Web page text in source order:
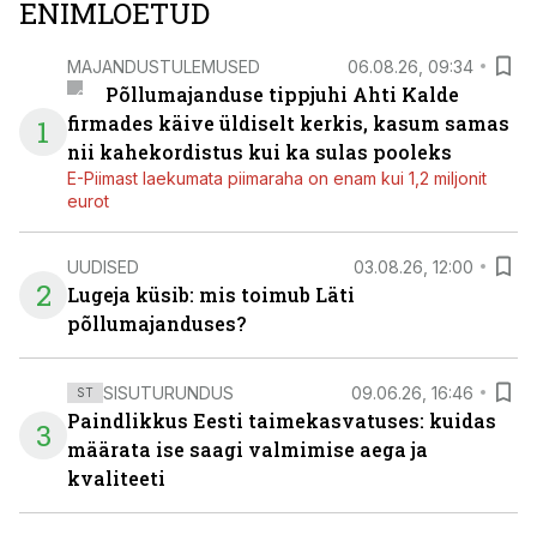
ENIMLOETUD
1
MAJANDUSTULEMUSED 06.08.26, 09:34
Põllumajanduse tippjuhi Ahti Kalde
firmades käive üldiselt kerkis, kasum samas
nii kahekordistus kui ka sulas pooleks
E-Piimast laekumata piimaraha on enam kui 1,2 miljonit
eurot
2
UUDISED 03.08.26, 12:00
Lugeja küsib: mis toimub Läti
põllumajanduses?
3
ST SISUTURUNDUS 09.06.26, 16:46
Paindlikkus Eesti taimekasvatuses: kuidas
määrata ise saagi valmimise aega ja
kvaliteeti